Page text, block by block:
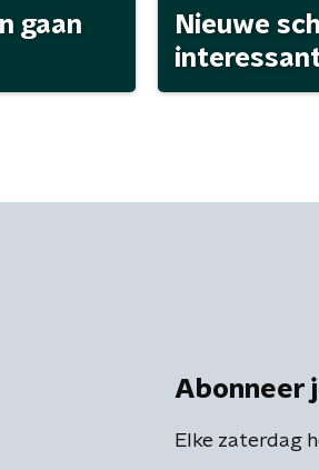
gaan
Nieuwe
Abonneer
Elke zaterdag